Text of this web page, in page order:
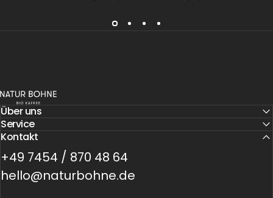
Natur Bohne GmbH
Über uns
Service
Kontakt
+49 7454 / 870 48 64
hello@naturbohne.de